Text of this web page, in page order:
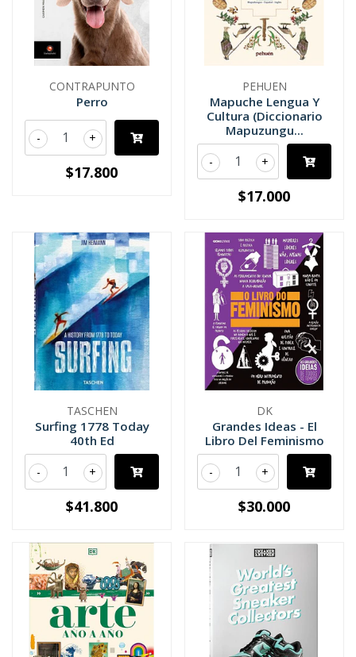
CONTRAPUNTO
Perro
+
-
$17.800
PEHUEN
Mapuche Lengua Y
Cultura (Diccionario
Mapuzungu...
+
-
$17.000
TASCHEN
Surfing 1778 Today
40th Ed
+
-
$41.800
DK
Grandes Ideas - El
Libro Del Feminismo
+
-
$30.000